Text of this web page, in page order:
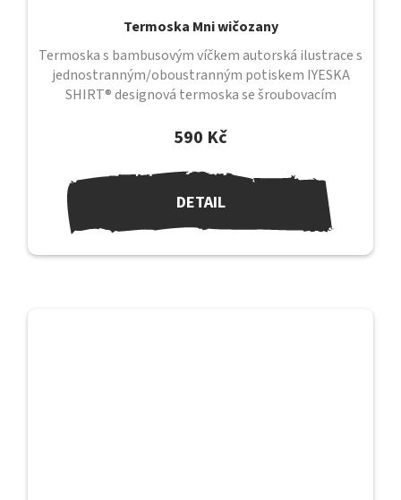
Termoska Mni wičozany
590 Kč
DETAIL
Termoska s bambusovým víčkem autorská ilustrace s
jednostranným/oboustranným potiskem IYESKA
SHIRT® designová termoska se šroubovacím